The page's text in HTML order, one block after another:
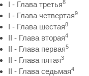
I - Глава третья8
I - Глава четвертая9
I - Глава шестая8
II - Глава вторая4
II - Глава первая5
II - Глава пятая3
II - Глава седьмая4